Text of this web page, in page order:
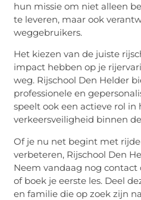
hun missie om niet alleen
te leveren, maar ook
weggebruikers.
Het kiezen van de juiste
impact hebben op je
weg. Rijschool Den Helder
professionele en
speelt ook een actieve rol in
verkeersveiligheid binnen
Of je nu net begint met
verbeteren, Rijschool Den
Neem vandaag nog
of boek je eerste les. Deel
en familie die op zoek zijn